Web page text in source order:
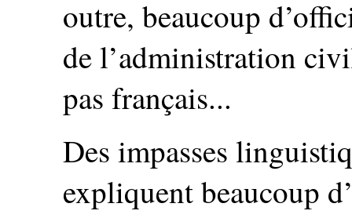
outre, beaucoup
de l’administration
pas français...
Des impasses
expliquent beaucoup